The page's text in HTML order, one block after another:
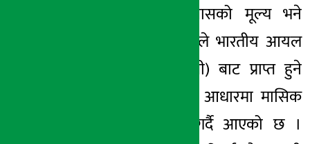
नेपालमा एलपी ग्यासको मूल्य भने
नेपाल आयल निगमले भारतीय आयल
(आईओसी) बाट प्राप्त हुने
नयाँ खरिद मूल्यका आधारमा मासिक
रूपमा समायोजन गर्दै आएको छ ।